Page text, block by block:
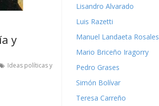
y
Ideas políticas y
Lisandro Alvarado
Luis Razetti
Manuel Landaeta Rosales
Mario Briceño Iragorry
Pedro Grases
Simón Bolívar
Teresa Carreño